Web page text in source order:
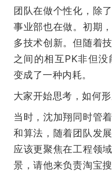
团队在做个性化，除
事业部也在做。初期
多技术创新。但随着
之间的相互PK非但
变成了一种内耗。
大家开始思考，如何形
当时，沈加翔同时管
和算法，随着团队发
应该更聚焦在工程领
景，请他来负责淘宝